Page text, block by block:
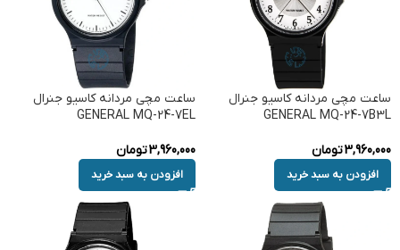
ساعت مچی مردانه کاسیو جنرال
GENERAL MQ-24-7B3L
3,960,000تومان
افزودن به سبد خرید
ساعت مچی مردانه کاسیو جنرال
GENERAL MQ-24-7EL
3,960,000تومان
افزودن به سبد خرید